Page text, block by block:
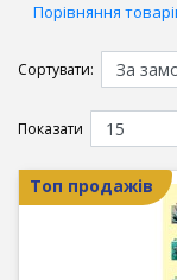
Порівняння
Сортувати:
Показати
Топ продажів